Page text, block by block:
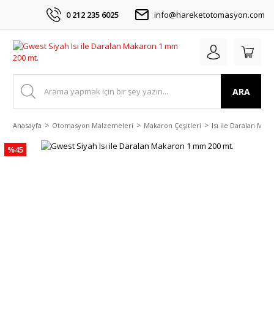
0 212 235 6025 info@hareketotomasyon.com
ARA
Anasayfa Otomasyon Malzemeleri Makaron Çeşitleri Isı ile Daralan
%45